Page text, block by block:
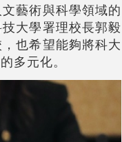
藝術與科學領域的
大學署理校長郭毅
也希望能夠將科大
多元化。